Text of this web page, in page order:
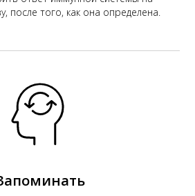
после того, как она определена.